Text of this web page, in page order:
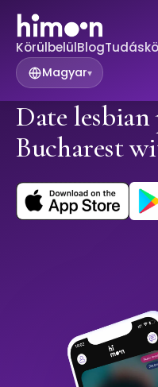
KörülbelülBlog
Magyar▾
Date
Bucharest